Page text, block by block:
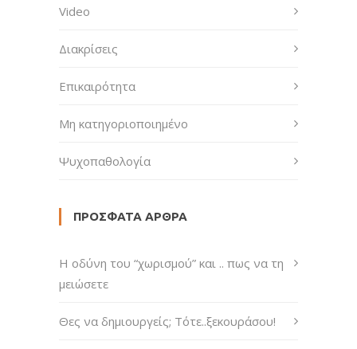
Video
Διακρίσεις
Επικαιρότητα
Μη κατηγοριοποιημένο
Ψυχοπαθολογία
ΠΡΌΣΦΑΤΑ ΆΡΘΡΑ
H οδύνη του “χωρισμού” και .. πως να τη
μειώσετε
Θες να δημιουργείς; Τότε..ξεκουράσου!